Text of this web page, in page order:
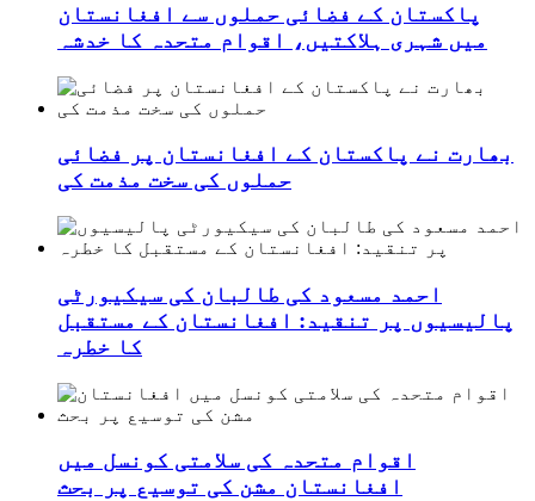
پاکستان کے فضائی حملوں سے افغانستان
میں شہری ہلاکتیں، اقوام متحدہ کا خدشہ
بھارت نے پاکستان کے افغانستان پر فضائی
حملوں کی سخت مذمت کی
احمد مسعود کی طالبان کی سیکیورٹی
پالیسیوں پر تنقید: افغانستان کے مستقبل
کا خطرہ
اقوام متحدہ کی سلامتی کونسل میں
افغانستان مشن کی توسیع پر بحث